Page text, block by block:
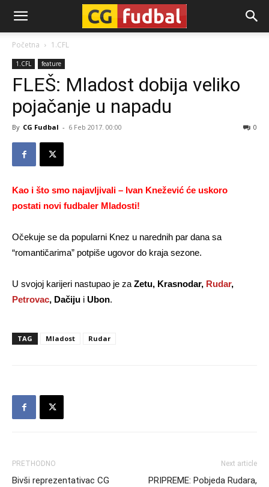
CG-
Fudbal
Početna 1.CFL
1.CFL feature
FLEŠ: Mladost dobija veliko
pojačanje u napadu
By CG Fudbal - 6 Feb 2017. 00:00 0
Kao i što smo najavljivali – Ivan Knežević će uskoro
postati novi fudbaler Mladosti!
Očekuje se da popularni Knez u narednih par dana sa
“romantičarima” potpiše ugovor do kraja sezone.
U svojoj karijeri nastupao je za Zetu, Krasnodar, Rudar,
Petrovac, Dačiju i Ubon.
TAG Mladost Rudar
PRETHODNO
Bivši reprezentativac CG
Next article
PRIPREME: Pobjeda Rudara,